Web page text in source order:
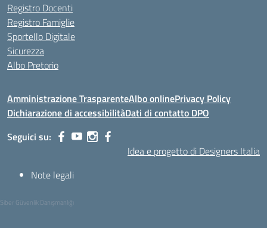
Registro Docenti
Registro Famiglie
Sportello Digitale
Sicurezza
Albo Pretorio
Amministrazione TrasparenteAlbo onlinePrivacy Policy
Dichiarazione di accessibilitàDati di contatto DPO
Seguici su:
Idea e progetto di Designers Italia
Note legali
Siber Güvenlik Danışmanlığı